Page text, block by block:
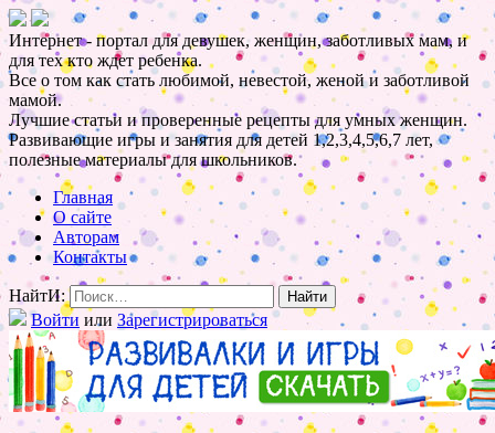
Интернет - портал для девушек, женщин, заботливых мам, и
для тех кто ждет ребенка.
Все о том как стать любимой, невестой, женой и заботливой
мамой.
Лучшие статьи и проверенные рецепты для умных женщин.
Развивающие игры и занятия для детей 1,2,3,4,5,6,7 лет,
полезные материалы для школьников.
Главная
О сайте
Авторам
Контакты
НайтИ:
Войти или Зарегистрироваться